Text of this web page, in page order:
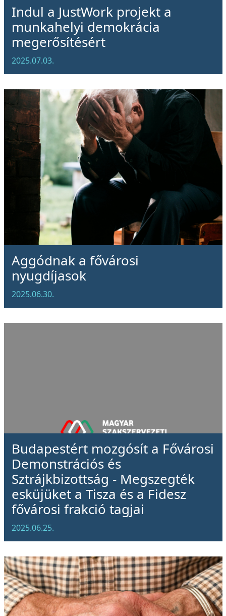
Indul a JustWork projekt a
munkahelyi demokrácia
megerősítésért
2025.07.03.
Aggódnak a fővárosi
nyugdíjasok
2025.06.30.
Budapestért mozgósít a Fővárosi
Demonstrációs és
Sztrájkbizottság - Megszegték
esküjüket a Tisza és a Fidesz
fővárosi frakció tagjai
2025.06.25.